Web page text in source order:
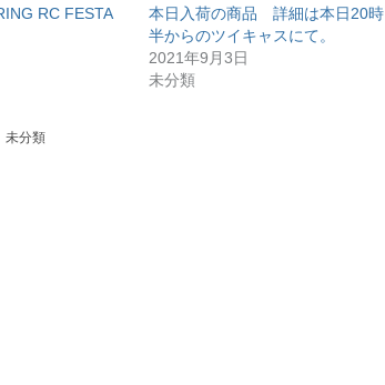
RC FESTA
本日入荷の商品 詳細は本日20時
半からのツイキャスにて。
2021年9月3日
未分類
未分類